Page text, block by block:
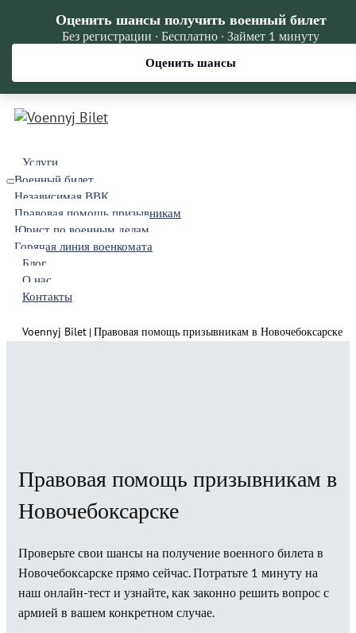
Услуги
Военный билет
Независимая ВВК
Правовая помощь призывникам
Юрист по военным делам
Горячая линия военкомата
Блог
О нас
Контакты
Voennyj Bilet | Правовая помощь призывникам в Новочебоксарске
Правовая помощь призывникам в
Новочебоксарске
Проверьте свои шансы на получение военного билета в
Новочебоксарске прямо сейчас. Потратьте 1 минуту на
наш онлайн-тест и узнайте, как законно решить вопрос с
армией в вашем конкретном случае.
Оценить шансы получить военный билет
Без регистрации · Бесплатно · Займет 1 минуту
Оценить шансы